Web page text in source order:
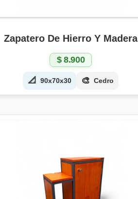
Zapatero De Hierro Y Madera
📐 90x70x30 🎨 Cedro
$8.900